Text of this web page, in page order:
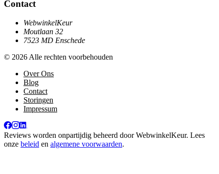
Contact
WebwinkelKeur
Moutlaan 32
7523 MD Enschede
© 2026 Alle rechten voorbehouden
Over Ons
Blog
Contact
Storingen
Impressum
Reviews worden onpartijdig beheerd doorWebwinkelKeur. Lees
onze beleid en algemene voorwaarden.